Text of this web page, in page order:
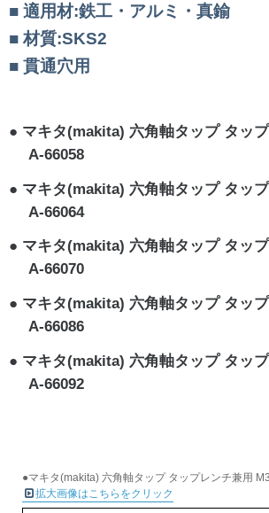
適用材:鉄工・アルミ・真鍮
材質:SKS2
貫通穴用
マキタ(makita) 六角軸タップ タッ
A-66058
マキタ(makita) 六角軸タップ タッ
A-66064
マキタ(makita) 六角軸タップ タッ
A-66070
マキタ(makita) 六角軸タップ タッ
A-66086
マキタ(makita) 六角軸タップ タッ
A-66092
●マキタ(makita) 六角軸タップ タップレンチ兼用
拡大画像はこちらをクリック